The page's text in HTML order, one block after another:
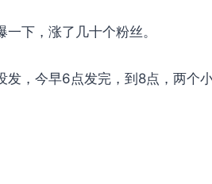
下，涨了几十个粉丝。
，今早6点发完，到8点，两个